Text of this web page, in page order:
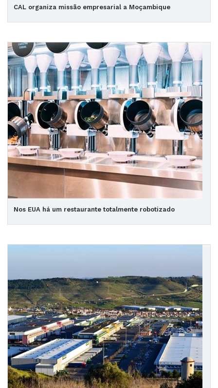
CAL organiza missão empresarial a Moçambique
Nos EUA há um restaurante totalmente robotizado